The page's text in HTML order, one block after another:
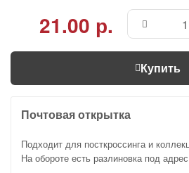
21.00 р.
Купить
Почтовая открытка
Подходит для посткроссинга и
На обороте есть разлиновка под